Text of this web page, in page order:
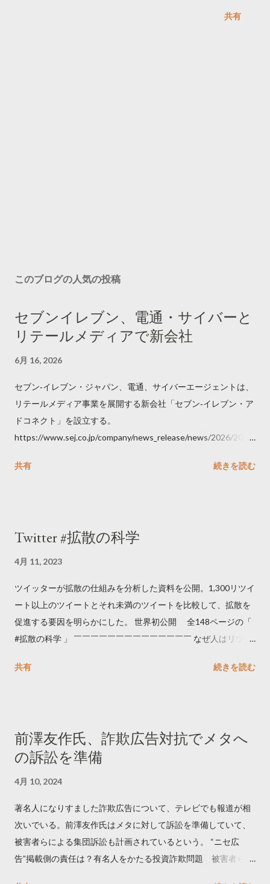
共有
このブログの人気の投稿
セブンイレブン、電通・サイバーと
リテールメディアで新会社
6月 16, 2026
セブン‐イレブン・ジャパン、電通、サイバーエージェントは、
リテールメディア事業を展開する新会社「セブン‐イレブン・ア
ドコネクト」を設立する。
https://www.sej.co.jp/company/news_release/news/2026/2026
共有
続きを読む
Twitter #拡散の科学
4月 11, 2023
ツイッターが拡散の仕組みを分析した資料を公開。1,300リツイ
ート以上のツイートとそれ未満のツイートを比較して、拡散を
促進する要因を明らかにした。 世界初公開 全148ページの「
#拡散の科学 」 ￣￣￣￣￣￣￣￣￣￣￣￣￣￣ なぜ人はリツイ
学しました。 ー バズの目安は1300リツイート ー 人は16の熱量
トするのか？ https://marketing.twitter.com/ja/insights/kakusan
共有 続きを読む
前澤友作氏、詐欺広告対抗でメタへ
の訴訟を準備
4月 10, 2024
著名人になりすました詐欺広告について、テレビでも報道が相
次いでいる。前澤友作氏はメタに対して訴訟を準備していて、
被害者らによる集団訴訟も計画されているという。 “ニセ広
告”掲載側の責任は？有名人をかたる投資詐欺問題 被害者らが